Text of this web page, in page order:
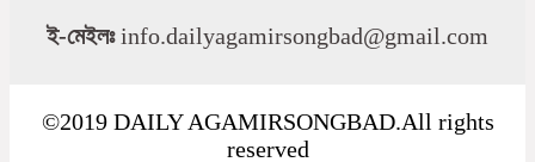
ই-মেইলঃinfo.dailyagamirsongbad@gmail.com
©2019 DAILY AGAMIRSONGBAD.All rights
reserved